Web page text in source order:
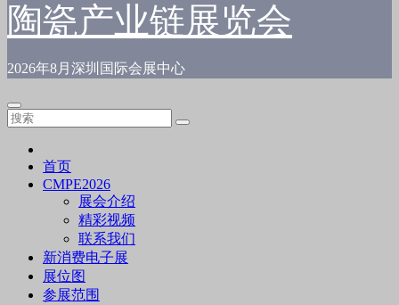
陶瓷产业链展览会
2026年8月深圳国际会展中心
首页
CMPE2026
展会介绍
精彩视频
联系我们
新消费电子展
展位图
参展范围